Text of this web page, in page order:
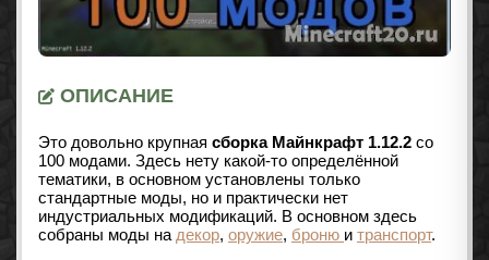
ОПИСАНИЕ
Это довольно крупная сборка Майнкрафт 1.12.2 со
100 модами. Здесь нету какой-то определённой
тематики, в основном установлены только
стандартные моды, но и практически нет
индустриальных модификаций. В основном здесь
собраны моды на декор, оружие, броню и транспорт.